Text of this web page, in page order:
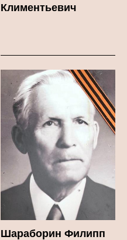
Климентьевич
Шараборин Филипп